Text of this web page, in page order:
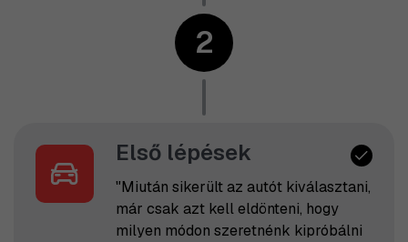
2
Első lépések
"Miután sikerült az autót kiválasztani,
már csak azt kell eldönteni, hogy
milyen módon szeretnénk kipróbálni